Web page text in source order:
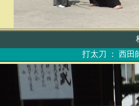
打太刀 ： 西